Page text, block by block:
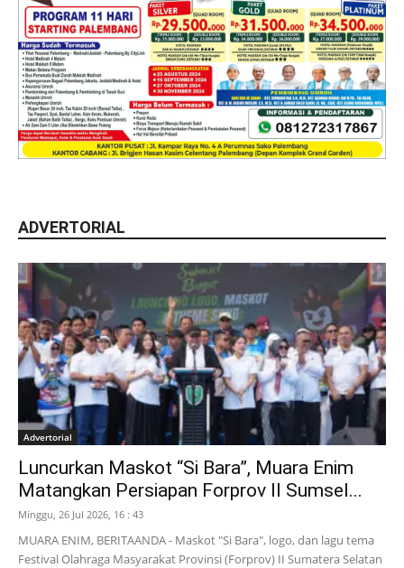
ADVERTORIAL
Advertorial
Luncurkan Maskot “Si Bara”, Muara Enim
Matangkan Persiapan Forprov II Sumsel...
Minggu, 26 Jul 2026, 16 : 43
MUARA ENIM, BERITAANDA - Maskot "Si Bara", logo, dan lagu tema
Festival Olahraga Masyarakat Provinsi (Forprov) II Sumatera Selatan